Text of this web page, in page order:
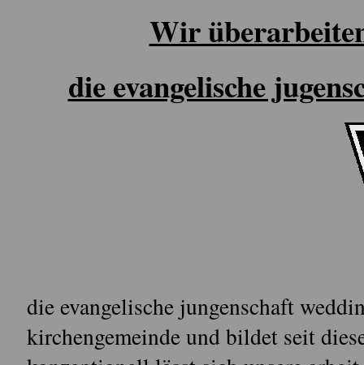
Wir
die evangelische
die evangelische jungenschaft
kirchengemeinde und bildet seit